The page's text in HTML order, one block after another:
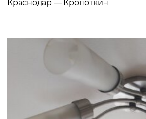
Краснодар — Кропоткин